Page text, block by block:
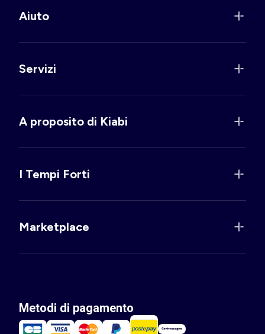
Aiuto
Servizi
A proposito di Kiabi
I Tempi Forti
Marketplace
Metodi di pagamento